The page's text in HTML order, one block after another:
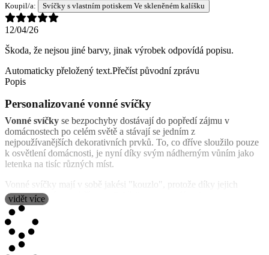
Koupil/a: Svíčky s vlastním potiskem Ve skleněném kalíšku
12/04/26
Škoda, že nejsou jiné barvy, jinak výrobek odpovídá popisu.
Automaticky přeložený text.Přečíst původní zprávu
Popis
Personalizované vonné svíčky
Vonné svíčky se bezpochyby dostávají do popředí zájmu v
domácnostech po celém světě a stávají se jedním z
nejpoužívanějších dekorativních prvků. To, co dříve sloužilo pouze
k osvětlení domácnosti, je nyní díky svým nádherným vůním jako
letenka na tisíc různých míst.
Vonné svíčky mají v sobě jakési "kouzlo", protože díky jejich
plameni se nám podaří navodit hřejivou atmosféru domova a
zároveň je prostředí prosyceno vůněmi, které vás přenesou na vaše
oblíbené místo.
Chceme být součástí tohoto kouzla. Nyní si můžete vonné svíčky
přizpůsobit a ozdobit jimi jakýkoli kout svého domova nebo mít
vidět více